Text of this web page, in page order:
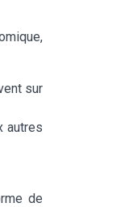
sur
autres
de